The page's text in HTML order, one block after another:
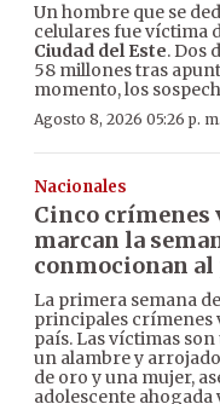
Un hombre que se
celulares fue víctima
Ciudad del Este. Dos
58 millones tras
momento, los
Agosto 8, 2026 05:26 p. m.
Nacionales
Cinco crímenes
marcan la
conmocionan al
La primera semana
principales crímenes
país. Las víctimas
un alambre y
de oro y una mujer,
adolescente